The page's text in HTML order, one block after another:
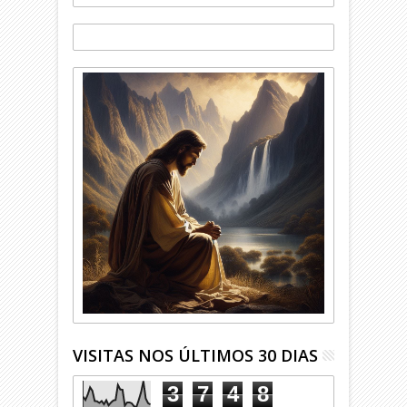
VISITAS NOS ÚLTIMOS 30 DIAS
3 7 4 8